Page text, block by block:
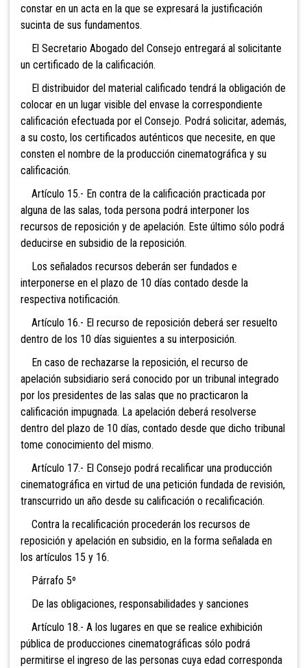
constar en un acta en la que se expresará la justificación
sucinta de sus fundamentos.
El Secretario Abogado del Consejo entregará al solicitante
un certificado de la calificación.
El distribuidor del material calificado tendrá la obligación de
colocar en un lugar visible del envase la correspondiente
calificación efectuada por el Consejo. Podrá solicitar, además,
a su costo, los certificados auténticos que necesite, en que
consten el nombre de la producción cinematográfica y su
calificación.
Artículo 15.- En contra de la calificación practicada por
alguna de las salas, toda persona podrá interponer los
recursos de reposición y de apelación. Este último sólo podrá
deducirse en subsidio de la reposición.
Los señalados recursos deberán ser fundados e
interponerse en el plazo de 10 días contado desde la
respectiva notificación.
Artículo 16.- El recurso de reposición deberá ser resuelto
dentro de los 10 días siguientes a su interposición.
En caso de rechazarse la reposición, el recurso de
apelación subsidiario será conocido por un tribunal integrado
por los presidentes de las salas que no practicaron la
calificación impugnada. La apelación deberá resolverse
dentro del plazo de 10 días, contado desde que dicho tribunal
tome conocimiento del mismo.
Artículo 17.- El Consejo podrá recalificar una producción
cinematográfica en virtud de una petición fundada de revisión,
transcurrido un año desde su calificación o recalificación.
Contra la recalificación procederán los recursos de
reposición y apelación en subsidio, en la forma señalada en
los artículos 15 y 16.
Párrafo 5º
De las obligaciones, responsabilidades y sanciones
Artículo 18.- A los lugares en que se realice exhibición
pública de producciones cinematográficas sólo podrá
permitirse el ingreso de las personas cuya edad corresponda